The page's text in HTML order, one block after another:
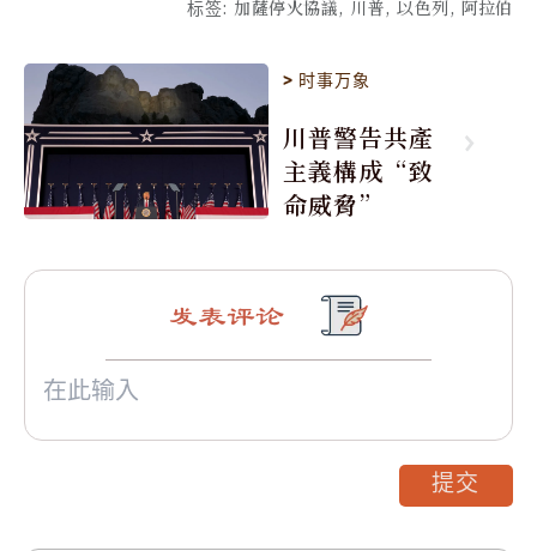
标签: 加薩停火協議, 川普, 以色列, 阿拉伯
> 时事万象
川普警告共產
主義構成“致
命威脅”
发表评论
提交